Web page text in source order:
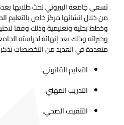
تسعى جامعة البيروني لحث طلابها
من خلال انشائها مركز خاص بالتعليم
وخطط بحثية وتعليمية وذلك وفقا
وخبراته وذلك بعد إنهائه لدراسته
متعددة في العديد من التخصصات
التعليم القانوني.
التدريب المهني.
التثقيف الصحي.